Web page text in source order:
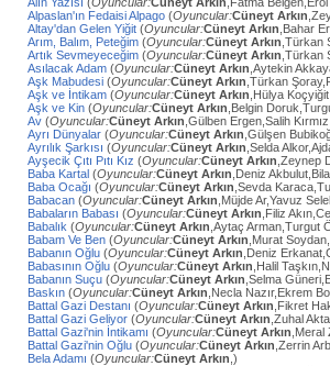
Alpaslan'ın Fedaisi Alpago (Oyuncular:Cüneyt Arkın
Altay'dan Gelen Yiğit (Oyuncular:Cüneyt Arkın ,Bahar
Arım, Balım, Peteğim (Oyuncular:Cüneyt Arkın ,Türkan
Artık Sevmeyeceğim (Oyuncular:Cüneyt Arkın ,Türkan
Asılacak Adam (Oyuncular:Cüneyt Arkın ,Aytekin
Aşk Mabudesi (Oyuncular:Cüneyt Arkın ,Türkan
Aşk ve İntikam (Oyuncular:Cüneyt Arkın ,Hülya
Aşk ve Kin (Oyuncular:Cüneyt Arkın ,Belgin
Av (Oyuncular:Cüneyt Arkın ,Gülben Ergen,Salih
Ayrı Dünyalar (Oyuncular:Cüneyt Arkın ,Gülşen
Ayrılık Şarkısı (Oyuncular:Cüneyt Arkın ,Selda
Ayşecik Çıtı Pıtı Kız (Oyuncular:Cüneyt Arkın ,Zeynep
Baba Kartal (Oyuncular:Cüneyt Arkın ,Deniz
Baba Ocağı (Oyuncular:Cüneyt Arkın ,Sevda
Babacan (Oyuncular:Cüneyt Arkın ,Müjde Ar,Yavuz
Babaların Babası (Oyuncular:Cüneyt Arkın ,Filiz
Babalık (Oyuncular:Cüneyt Arkın ,Aytaç Arman,Turgut
Babam Ve Ben (Oyuncular:Cüneyt Arkın ,Murat
Babanın Oğlu (Oyuncular:Cüneyt Arkın ,Deniz
Babasının Oğlu (Oyuncular:Cüneyt Arkın ,Halil
Babanın Suçu (Oyuncular:Cüneyt Arkın ,Selma
Baskın (Oyuncular:Cüneyt Arkın ,Necla Nazır,Ekrem
Battal Gazi Destanı (Oyuncular:Cüneyt Arkın ,Fikret
Battal Gazi Geliyor (Oyuncular:Cüneyt Arkın ,Zuhal
Battal Gazi'nin İntikamı (Oyuncular:Cüneyt Arkın
Battal Gazi'nin Oğlu (Oyuncular:Cüneyt Arkın ,Zerrin
Bela Adamı (Oyuncular:Cüneyt Arkın ,)